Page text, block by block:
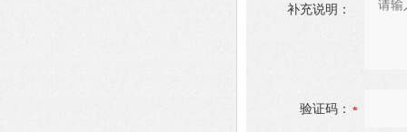
补充说明：
验证码：